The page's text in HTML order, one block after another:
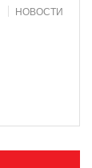
НОВОСТИ